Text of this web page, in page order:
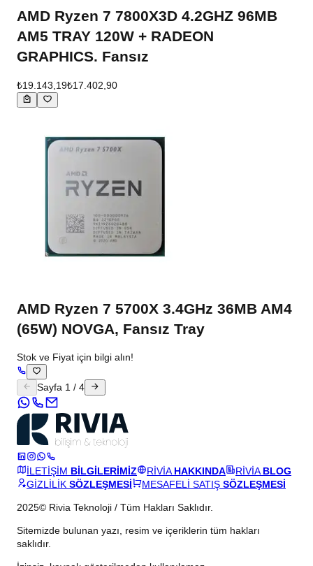
AMD Ryzen 7 7800X3D 4.2GHZ 96MB
AM5 TRAY 120W + RADEON
GRAPHICS. Fansız
₺19.143,19₺17.402,90
AMD Ryzen 7 5700X 3.4GHz 36MB AM4
(65W) NOVGA, Fansız Tray
Stok ve Fiyat için bilgi alın!
Sayfa 1 /4
İLETİŞİM BİLGİLERİMİZ RİVİA HAKKINDA RİVİA BLOG
GİZLİLİK SÖZLEŞMESİ MESAFELİ SATIŞ SÖZLEŞMESİ
2025© Rivia Teknoloji / Tüm Hakları Saklıdır.
Sitemizde bulunan yazı, resim ve içeriklerin tüm hakları
saklıdır.